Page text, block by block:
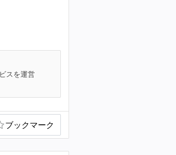
スを運営
ブックマーク